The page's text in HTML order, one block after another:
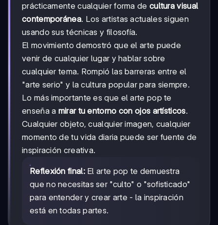
prácticamente cualquier forma de cultura visual
contemporánea. Los artistas actuales siguen
usando sus técnicas y filosofía.
El movimiento demostró que el arte puede
venir de cualquier lugar y hablar sobre
cualquier tema. Rompió las barreras entre el
"arte serio" y la cultura popular para siempre.
Lo más importante es que el arte pop te
enseña a mirar tu entorno con ojos artísticos.
Cualquier objeto, cualquier imagen, cualquier
momento de tu vida diaria puede ser fuente de
inspiración creativa.
Reflexión final:El arte pop te demuestra
que no necesitas ser "culto" o "sofisticado"
para entender y crear arte - la inspiración
está en todas partes.